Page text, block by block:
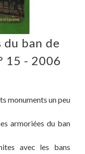
du ban de
15 - 2006
monuments un peu
armoriées du ban
avec les bans